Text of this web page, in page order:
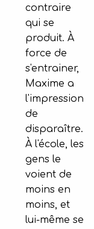
contraire
qui se
produit. À
force de
s'entrainer,
Maxime a
l'impression
de
disparaître.
À l'école, les
gens le
voient de
moins en
moins, et
lui-même se